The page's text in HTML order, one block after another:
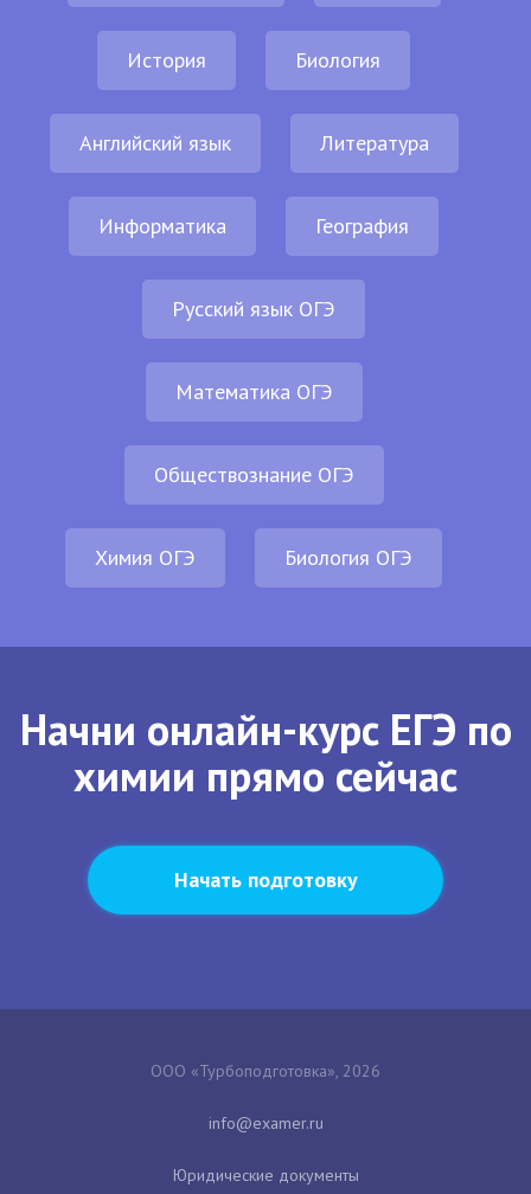
История Биология
Английский язык Литература
Информатика География
Русский язык ОГЭ
Математика ОГЭ
Обществознание ОГЭ
Химия ОГЭ Биология ОГЭ
Начни онлайн-курс ЕГЭ по
химии прямо сейчас
Начать подготовку
ООО «Турбоподготовка», 2026
Юридические документы